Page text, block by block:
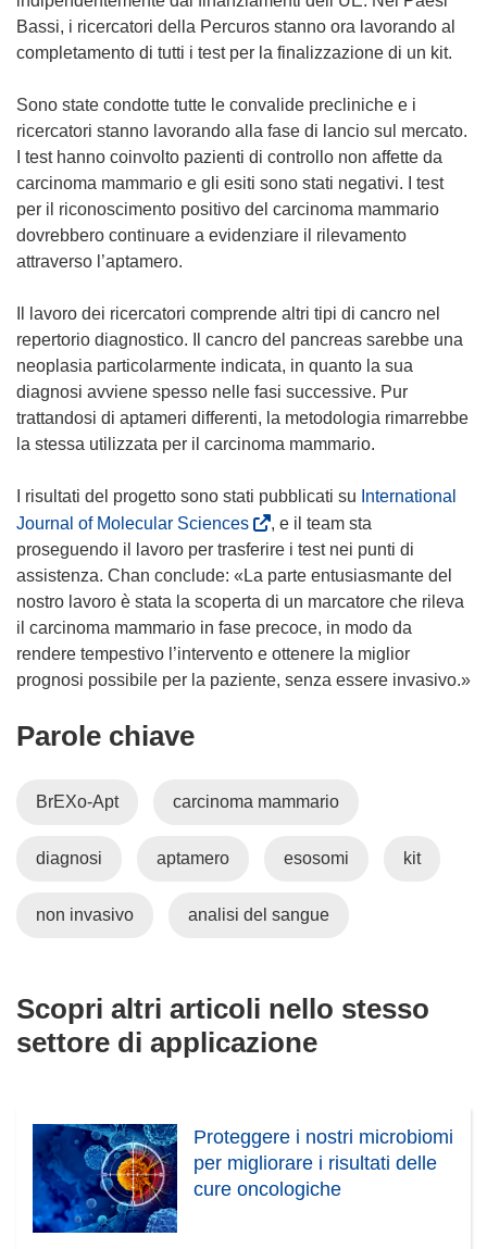
p
r
n
u
n
a
n
u
v
a
f
i
n
e
t
r
a
)
a
p
e
i
n
u
n
a
o
v
a
f
i
n
s
t
r
a
)
Bassi, i ricercatori della Percuros stanno ora lavorando al
completamento di tutti i test per la finalizzazione di un kit.
Sono state condotte tutte le convalide precliniche e i
ricercatori stanno lavorando alla fase di lancio sul mercato.
I test hanno coinvolto pazienti di controllo non affette da
carcinoma mammario e gli esiti sono stati negativi. I test
per il riconoscimento positivo del carcinoma mammario
dovrebbero continuare a evidenziare il rilevamento
attraverso l’aptamero.
Il lavoro dei ricercatori comprende altri tipi di cancro nel
repertorio diagnostico. Il cancro del pancreas sarebbe una
neoplasia particolarmente indicata, in quanto la sua
diagnosi avviene spesso nelle fasi successive. Pur
trattandosi di aptameri differenti, la metodologia rimarrebbe
la stessa utilizzata per il carcinoma mammario.
I risultati del progetto sono stati pubblicati su International
Journal of Molecular Sciences(
s
a
p
r
e
a
v
n
e
a
)
, e il team sta
proseguendo il lavoro per trasferire i test nei punti di
assistenza. Chan conclude: «La parte entusiasmante del
nostro lavoro è stata la scoperta di un marcatore che rileva
il carcinoma mammario in fase precoce, in modo da
rendere tempestivo l’intervento e ottenere la miglior
prognosi possibile per la paziente, senza essere invasivo.»
Parole chiave
BrEXo-Apt carcinoma mammario
diagnosi aptamero esosomi kit
non invasivo analisi del sangue
Scopri altri articoli nello stesso
settore di applicazione
Proteggere i nostri microbiomi
per migliorare i risultati delle
cure oncologiche